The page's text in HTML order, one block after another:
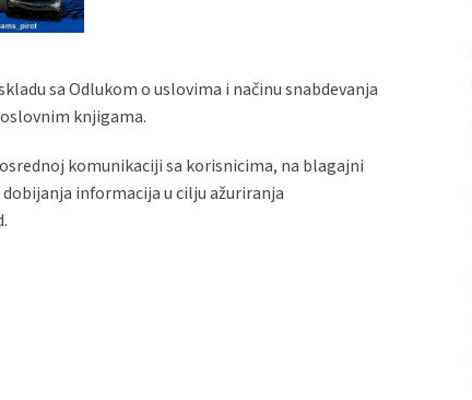
sa Odlukom o uslovima i načinu snabdevanja
knjigama.
komunikaciji sa korisnicima, na blagajni
informacija u cilju ažuriranja